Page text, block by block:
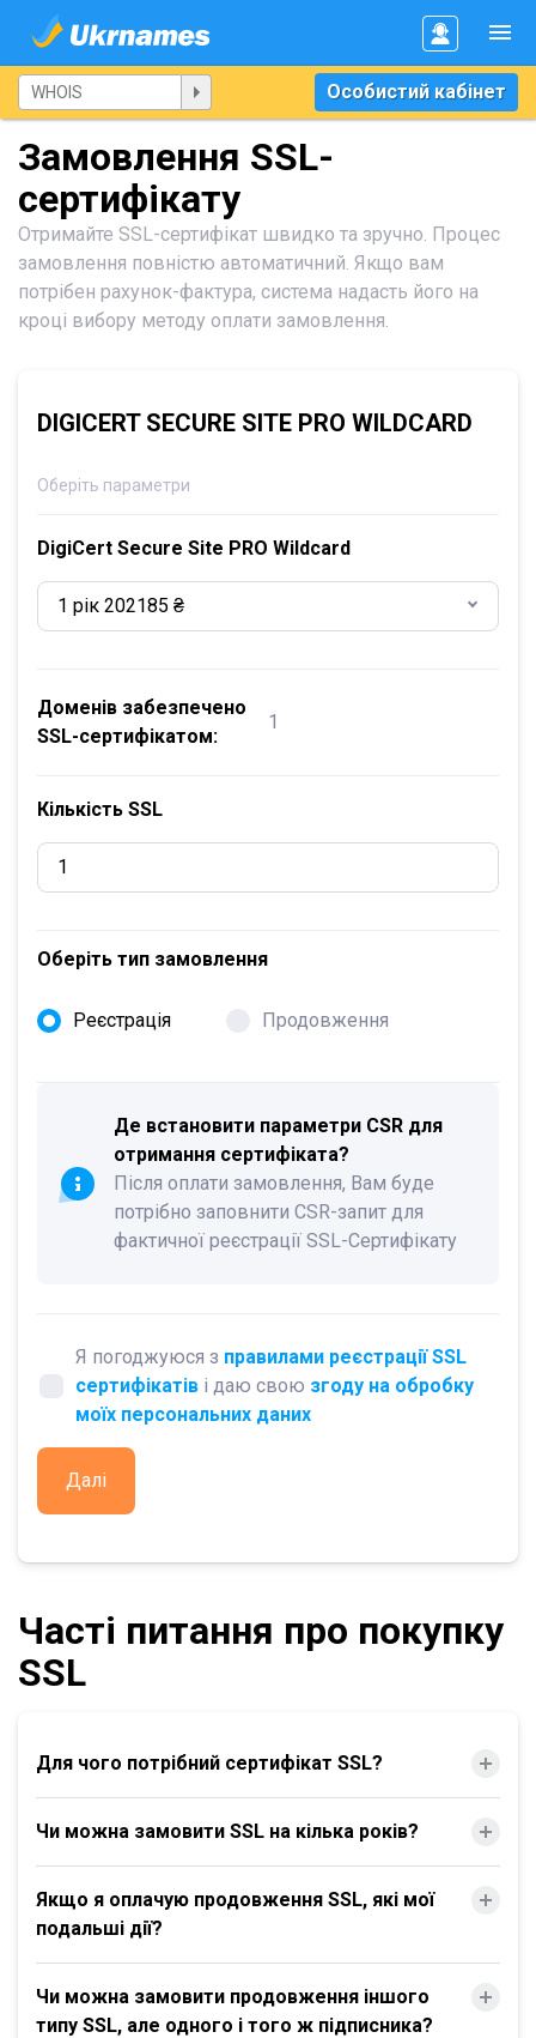
Особистий кабінет
Замовлення SSL-
сертифікату
Отримайте SSL-сертифікат швидко та зручно. Процес
замовлення повністю автоматичний. Якщо вам
потрібен рахунок-фактура, система надасть його на
кроці вибору методу оплати замовлення.
DIGICERT SECURE SITE PRO WILDCARD
Оберіть параметри
DigiCert Secure Site PRO Wildcard
1 рік 202185 ₴
Доменів забезпечено
SSL-сертифікатом:
1
Кількість SSL
Оберіть тип замовлення
Реєстрація Продовження
Де встановити параметри CSR для
отримання сертифіката?
Після оплати замовлення, Вам буде
потрібно заповнити CSR-запит для
фактичної реєстрації SSL-Сертифікату
Далі
Я погоджуюся з правилами реєстрації SSL
сертифікатів і даю свою згоду на обробку
моїх персональних даних
Часті питання про покупку
SSL
Для чого потрібний сертифікат SSL?
Чи можна замовити SSL на кілька років?
Якщо я оплачую продовження SSL, які мої
подальші дії?
Чи можна замовити продовження іншого
типу SSL, але одного і того ж підписника?